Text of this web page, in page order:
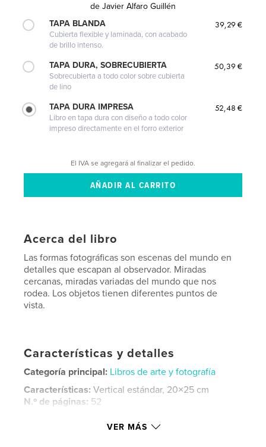
de Javier Alfaro Guillén
TAPA BLANDA
Cubierta flexible y laminada, con acabado
de brillo intenso.
39,29 €
TAPA DURA, SOBRECUBIERTA
Sobrecubierta a todo color sobre cubierta
de lino
50,39 €
TAPA DURA IMPRESA
Libro en tapa dura con diseño a todo color
impreso directamente en el forro exterior
52,48 €
El IVA se agregará al finalizar el pedido.
Acerca del libro
Las formas fotográficas son escenas del mundo en
detalles que escapan al observador. Miradas
cercanas, miradas variadas del mundo que nos
rodea. Los objetos tienen diferentes puntos de
vista.
Características y detalles
Categoría principal: Libros de arte y fotografía
Características:Vertical estándar, 20×25 cm
N.º de páginas: 52
ene. 04, 2009
VER MÁS